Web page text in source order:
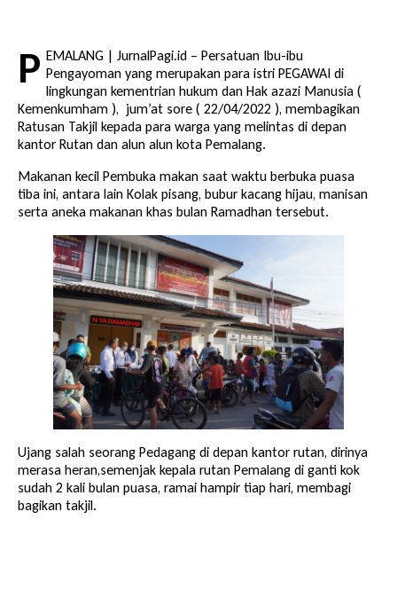
P EMALANG | JurnalPagi.id – Persatuan Ibu-ibu
Pengayoman yang merupakan para istri PEGAWAI di
lingkungan kementrian hukum dan Hak azazi Manusia (
Kemenkumham ), jum’at sore ( 22/04/2022 ), membagikan
Ratusan Takjil kepada para warga yang melintas di depan
kantor Rutan dan alun alun kota Pemalang.
Makanan kecil Pembuka makan saat waktu berbuka puasa
tiba ini, antara lain Kolak pisang, bubur kacang hijau, manisan
serta aneka makanan khas bulan Ramadhan tersebut.
Ujang salah seorang Pedagang di depan kantor rutan, dirinya
merasa heran,semenjak kepala rutan Pemalang di ganti kok
sudah 2 kali bulan puasa, ramai hampir tiap hari, membagi
bagikan takjil.